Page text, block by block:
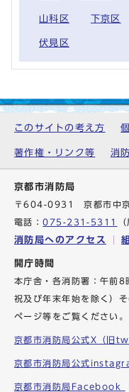
山科区 下京区
伏見区
このサイトの考え方
著作権・リンク等 消
京都市消防局
〒604-0931 京都市中
電話：075-231-5311
消防局へのアクセス
開庁時間
本庁舎・各消防署：午前
祝及び年末年始を除く）
ページ等をご覧ください。
京都市消防局公式X（旧
京都市消防局公式
京都市消防局Facebook